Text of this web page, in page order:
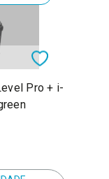
Pro + i-